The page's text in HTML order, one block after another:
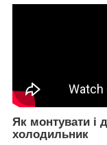
Як монтувати і
холодильник